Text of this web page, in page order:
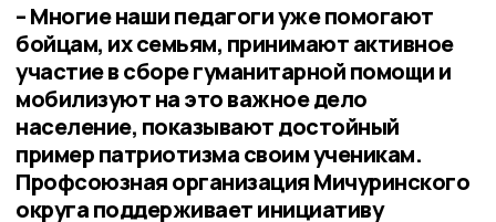
– Многие наши педагоги уже помогают
бойцам, их семьям, принимают активное
участие в сборе гуманитарной помощи и
мобилизуют на это важное дело
население, показывают достойный
пример патриотизма своим ученикам.
Профсоюзная организация Мичуринского
округа поддерживает инициативу